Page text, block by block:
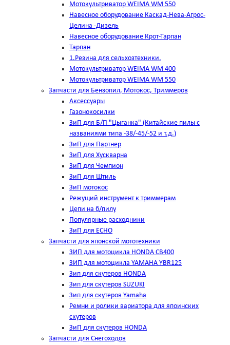
Мотокультриватор WEIMA WM 550
Навесное оборудование Каскад-Нева-Агрос-
Целина -Дизель
Навесное оборудование Крот-Тарпан
Тарпан
1.Резина для сельхозтехники.
Мотокультриватор WEIMA WM 400
Мотокультриватор WEIMA WM 550
Запчасти для Бензопил, Мотокос, Триммеров
Аксессуары
Газонокосилки
ЗиП для Б/П "Цыганка" (Китайские пилы с
названиями типа -38/-45/-52 и т.д.)
ЗиП для Партнер
ЗиП для Хускварна
ЗиП для Чемпион
ЗиП для Штиль
ЗиП мотокос
Режущий инструмент к триммерам
Цепи на б/пилу
Популярные расходники
ЗиП для ЕСНО
Запчасти для японской мототехники
ЗИП для мотоцикла HONDA CB400
ЗИП для мотоцикла YAMAHA YBR125
Зип для скутеров HONDA
Зип для скутеров SUZUKI
Зип для скутеров Yamaha
Ремни и ролики вариатора для япоинских
скутеров
ЗиП для скутеров HONDA
Запчасти для Снегоходов